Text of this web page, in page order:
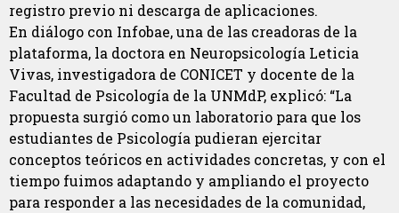
registro previo ni descarga de aplicaciones.
En diálogo con Infobae, una de las creadoras de la
plataforma, la doctora en Neuropsicología Leticia
Vivas, investigadora de CONICET y docente de la
Facultad de Psicología de la UNMdP, explicó: “La
propuesta surgió como un laboratorio para que los
estudiantes de Psicología pudieran ejercitar
conceptos teóricos en actividades concretas, y con el
tiempo fuimos adaptando y ampliando el proyecto
para responder a las necesidades de la comunidad,